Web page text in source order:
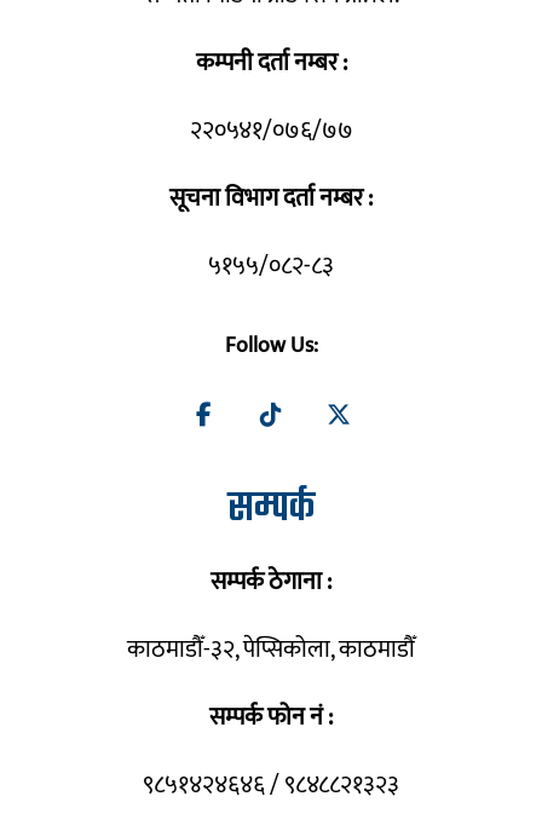
कम्पनी दर्ता नम्बर :
२२०५४१/०७६/७७
सूचना विभाग दर्ता नम्बर :
५१५५/०८२-८३
Follow Us:
सम्पर्क
सम्पर्क ठेगाना :
काठमाडौँ-३२, पेप्सिकोला, काठमाडौँ
सम्पर्क फोन नं :
९८५१४२४६४६ / ९८४८८२१३२३